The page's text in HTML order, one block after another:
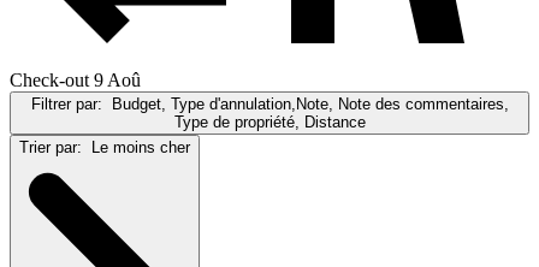
Check-out 9 Aoû
Filtrer par:
Budget, Type d'annulation,Note, Note des commentaires,
Type de propriété, Distance
Trier par:
Le moins cher